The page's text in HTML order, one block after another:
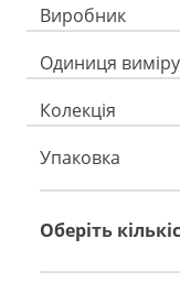
Виробник
Одиниця виміру
Колекція
Упаковка
Оберіть